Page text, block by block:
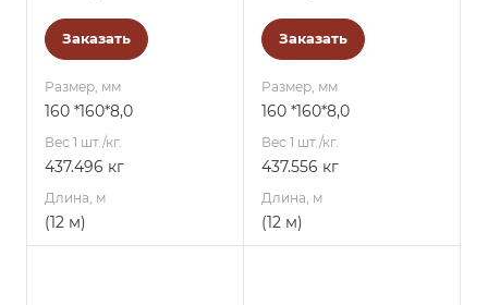
Заказать
Размер, мм
160 *160*8,0
Вес 1 шт./кг.
437.496 кг
Длина, м
(12 м)
Заказать
Размер, мм
160 *160*8,0
Вес 1 шт./кг.
437.556 кг
Длина, м
(12 м)